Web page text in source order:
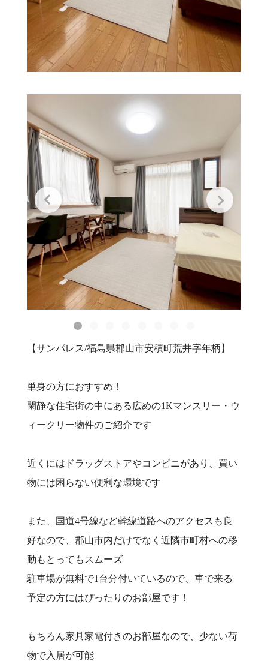
【サンパレス/福島県郡山市安積町荒井字年柄】
単身の方におすすめ！
閑静な住宅街の中にある広めの1Kマンスリー・ウ
ィークリー物件のご紹介です
近くにはドラッグストアやコンビニがあり、買い
物には困らない便利な環境です
また、国道4号線など幹線道路へのアクセスも良
好なので、郡山市内だけでなく近隣市町村への移
動もとってもスムーズ
駐車場が無料で1台分付いているので、車で来る
予定の方にはぴったりのお部屋です！
もちろん家具家電付きのお部屋なので、少ない荷
物で入居が可能